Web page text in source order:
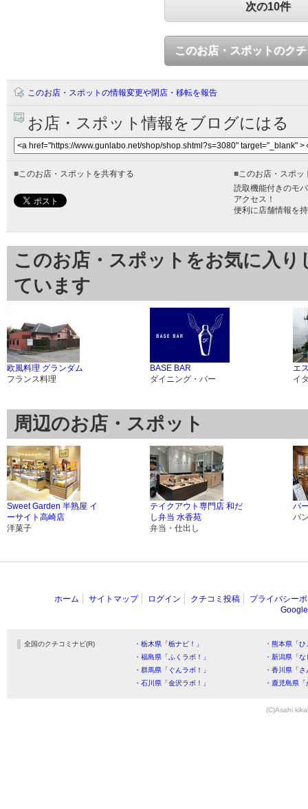
次の10件
このお店・スポットのク
このお店・スポットの情報変更や閉店・移転を報告
お店・スポット情報をブログにはる
■このお店・スポットを共有する ■このお店・スポッ
読取機能付きのモ
アクセス！
便利に店舗情報を
このお店・スポットをお気に入
ています
欧風料理 グランダム
フランス料理
BASE BAR
ダイニング・バー
エ
イ
周辺のお店・スポット
Sweet Garden 半熟屋 イ
ーサイト高崎店
洋菓子
テイクアウト専門店 和だ
し弁当 水香苑
弁当・仕出し
パ
パ
ホーム サイトマップ ログイン クチコミ投稿
プライバシー
全国のクチコミナビ(R) ・栃木県「栃ナビ！」
・熊本県「
・福島県「ふくラボ！」
・新潟県「
・群馬県「ぐんラボ！」
・香川県「
・石川県「金沢ラボ！」
・鹿児島県
(C)Asahi